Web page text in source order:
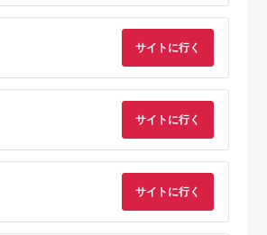
出典：ふるさとチョイ
ス
出典：ふるさとパレ
東京都新宿区
サイトに行く
サイトに行く
サイトに行く